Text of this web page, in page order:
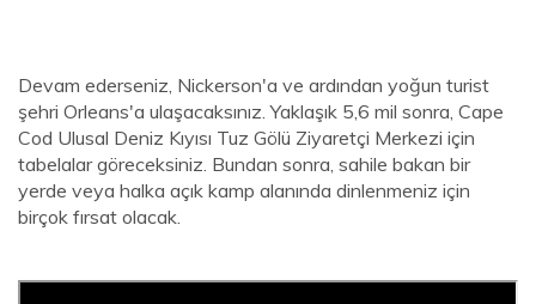
Devam ederseniz, Nickerson'a ve ardından yoğun turist
şehri Orleans'a ulaşacaksınız. Yaklaşık 5,6 mil sonra, Cape
Cod Ulusal Deniz Kıyısı Tuz Gölü Ziyaretçi Merkezi için
tabelalar göreceksiniz. Bundan sonra, sahile bakan bir
yerde veya halka açık kamp alanında dinlenmeniz için
birçok fırsat olacak.